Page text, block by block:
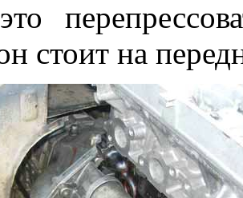
стоит на